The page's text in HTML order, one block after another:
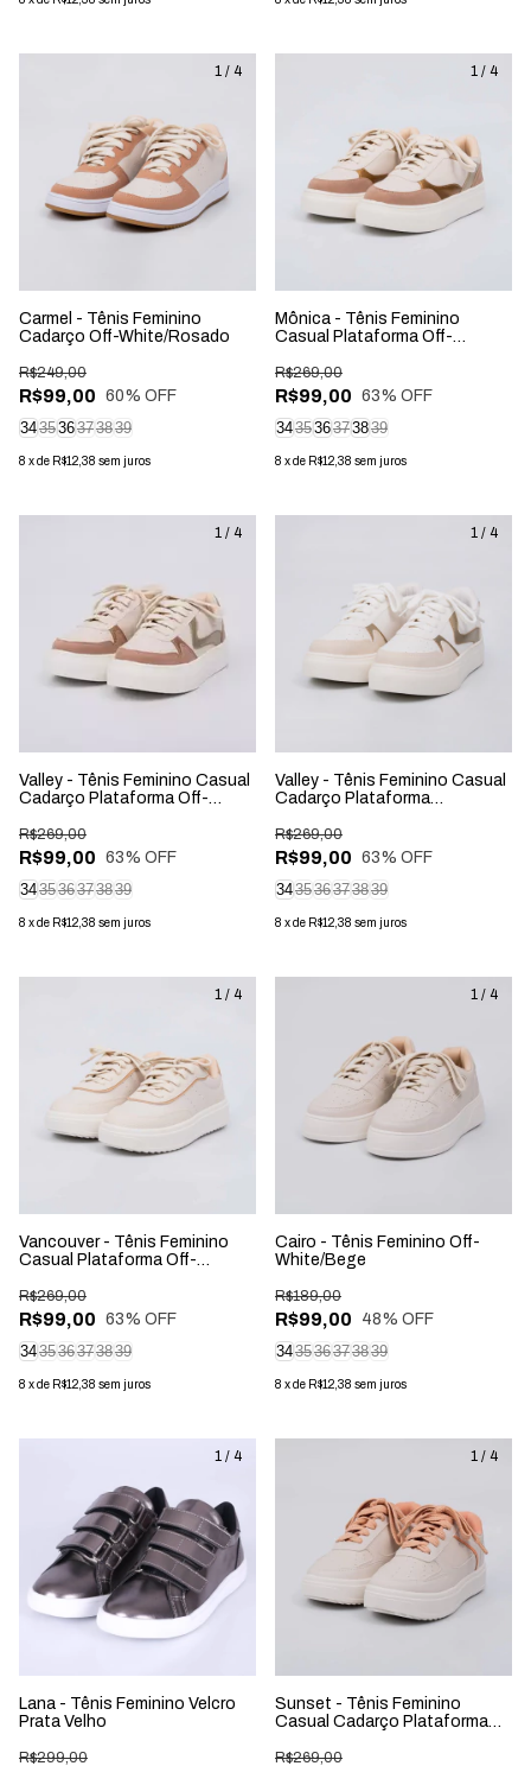
1 / 4
Carmel - Tênis Feminino
Cadarço Off-White/Rosado
R$99,00
R$249,00
60% OFF
343536373839
8 xde R$12,38 sem juros
1 / 4
Mônica - Tênis Feminino
Casual Plataforma Off-
R$99,00
R$269,00
63% OFF
343536373839
8 xde R$12,38 sem juros
1 / 4
Valley - Tênis Feminino Casual
Cadarço Plataforma Off-
R$99,00
R$269,00
63% OFF
343536373839
8 xde R$12,38 sem juros
1 / 4
Valley - Tênis Feminino Casual
Cadarço Plataforma
R$99,00
R$269,00
63% OFF
343536373839
8 xde R$12,38 sem juros
1 / 4
Vancouver - Tênis Feminino
Casual Plataforma Off-
R$99,00
R$269,00
63% OFF
343536373839
8 xde R$12,38 sem juros
1 / 4
Cairo - Tênis Feminino Off-
White/Bege
R$99,00
R$189,00
48% OFF
343536373839
8 xde R$12,38 sem juros
1 / 4
Lana - Tênis Feminino Velcro
Prata Velho
R$299,00
1 / 4
Sunset - Tênis Feminino
Casual Cadarço Plataforma
R$269,00